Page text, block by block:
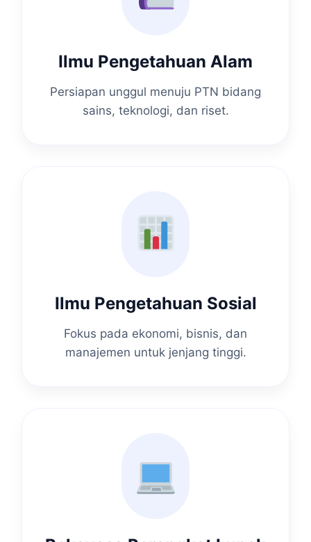
Ilmu Pengetahuan Alam
Persiapan unggul menuju PTN bidang
sains, teknologi, dan riset.
Ilmu Pengetahuan Sosial
Fokus pada ekonomi, bisnis, dan
manajemen untuk jenjang tinggi.